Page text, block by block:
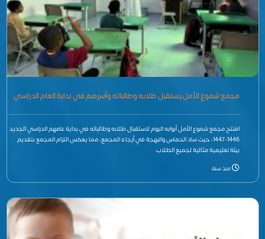
مجمع شموع الأمل يستقبل طلابه وطالباته وأسرهم في بداية العام الدراسي
افتتح مجمع شموع الأمل أبوابه اليوم لاستقبال طلابه وطالباته في بداية عامهم الدراسي الجديد
1446-1447، حيث ساد الحماس والبهجة في أرجاء المجمع، مما يعكس التزام المجمع بتقديم
بيئة تعليمية مثالية لجميع الطلاب.
منذ سنة